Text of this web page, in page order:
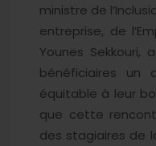
ministre de
entreprise, de
Younes
bénéficiaires un
équitable à leur
que cette
des stagiaires de